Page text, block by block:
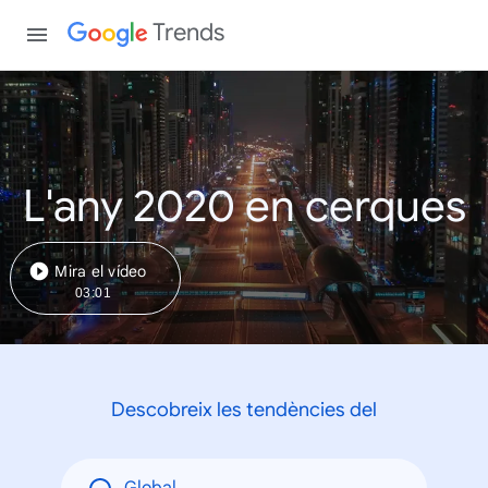
Trends
L'any 2020 en cerques
Mira el vídeo
03:01
Descobreix les tendències del